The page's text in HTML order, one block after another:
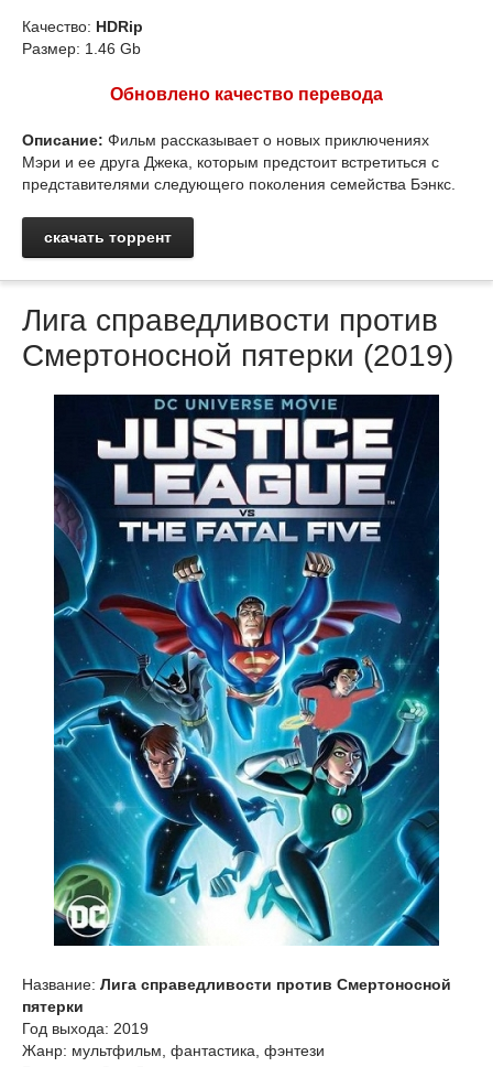
Качество: HDRip
Размер: 1.46 Gb
Обновлено качество перевода
Описание: Фильм рассказывает о новых приключениях
Мэри и ее друга Джека, которым предстоит встретиться с
представителями следующего поколения семейства Бэнкс.
скачать торрент
Лига справедливости против
Смертоносной пятерки (2019)
Название: Лига справедливости против Смертоносной
пятерки
Год выхода: 2019
Жанр: мультфильм, фантастика, фэнтези